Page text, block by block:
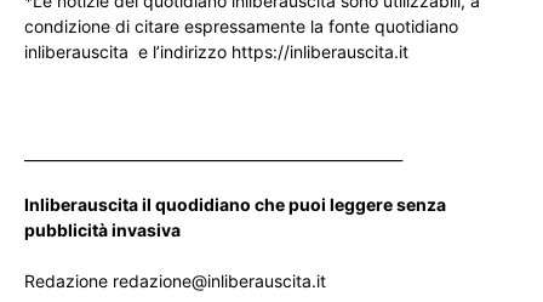
condizione di citare espressamente la fonte quotidiano
inliberauscita e l’indirizzo https://inliberauscita.it
Inliberauscita il quodidiano che puoi leggere senza
pubblicità invasiva
Redazione redazione@inliberauscita.it